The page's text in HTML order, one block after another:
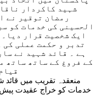
شہید کاکردار
رمضان توقیر نے
الحسینی کی خدمات کو
ایک شخصیت قرار
تدبر و حکمت عملی
ہے ۔ قائد شہید نے
کے فروغ کے ساتھ ساتھ
منعقدہ تقریب میں
خدمات کو خراج عقیدت پیش